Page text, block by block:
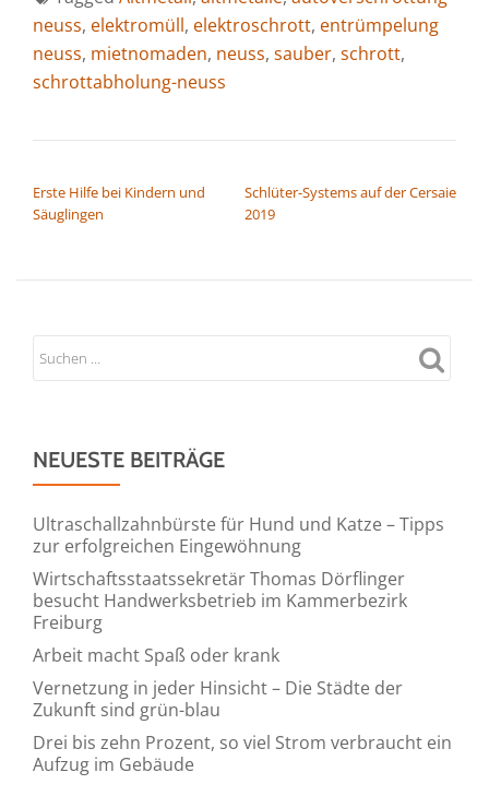
neuss, elektromüll, elektroschrott, entrümpelung
neuss, mietnomaden, neuss, sauber, schrott,
schrottabholung-neuss
Erste Hilfe bei Kindern und
Säuglingen
Schlüter-Systems auf der Cersaie
2019
NEUESTE BEITRÄGE
Ultraschallzahnbürste für Hund und Katze – Tipps
zur erfolgreichen Eingewöhnung
Wirtschaftsstaatssekretär Thomas Dörflinger
besucht Handwerksbetrieb im Kammerbezirk
Freiburg
Arbeit macht Spaß oder krank
Vernetzung in jeder Hinsicht – Die Städte der
Zukunft sind grün-blau
Drei bis zehn Prozent, so viel Strom verbraucht ein
Aufzug im Gebäude